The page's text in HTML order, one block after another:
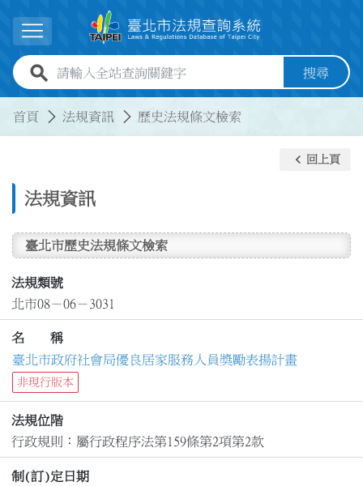
展開選單
全站查詢關鍵字欄位 搜尋
首頁 法規資訊 歷史法規條文檢索
法規資訊
keyboard_arrow_left 回上頁
臺北市歷史法規條文檢索
法規類號
北市08－06－3031
名 稱
臺北市政府社會局優良居家服務人員獎勵表揚計畫
非現行版本
法規位階
行政規則：屬行政程序法第159條第2項第2款
制(訂)定日期